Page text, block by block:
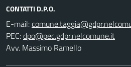
CONTATTI D.P.O.
E-mail:
PEC:
Avv. Massimo Ramello